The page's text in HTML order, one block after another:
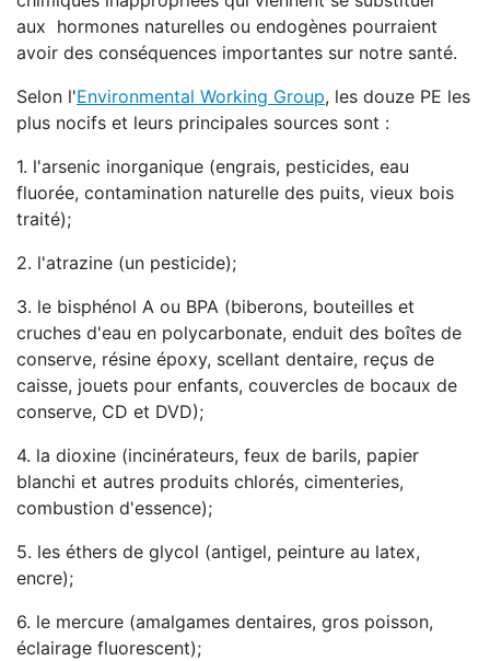
aux hormones naturelles ou endogènes pourraient
avoir des conséquences importantes sur notre santé.
Selon l'Environmental Working Group, les douze PE les
plus nocifs et leurs principales sources sont :
1. l'arsenic inorganique (engrais, pesticides, eau
fluorée, contamination naturelle des puits, vieux bois
traité);
2. l'atrazine (un pesticide);
3. le bisphénol A ou BPA (biberons, bouteilles et
cruches d'eau en polycarbonate, enduit des boîtes de
conserve, résine époxy, scellant dentaire, reçus de
caisse, jouets pour enfants, couvercles de bocaux de
conserve, CD et DVD);
4. la dioxine (incinérateurs, feux de barils, papier
blanchi et autres produits chlorés, cimenteries,
combustion d'essence);
5. les éthers de glycol (antigel, peinture au latex,
encre);
6. le mercure (amalgames dentaires, gros poisson,
éclairage fluorescent);